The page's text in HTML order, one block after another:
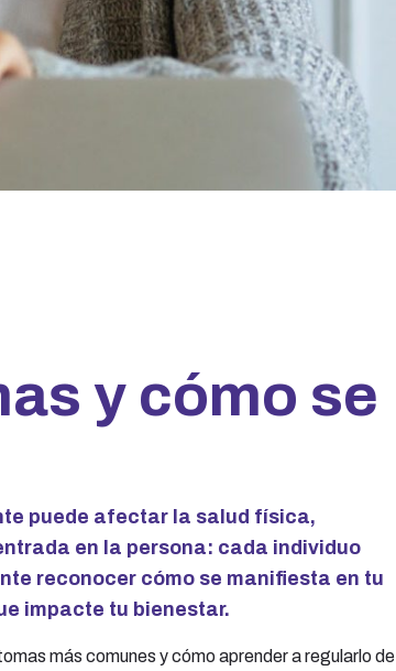
y cómo se
puede afectar la salud física,
en la persona: cada individuo
reconocer cómo se manifiesta en tu
impacte tu bienestar.
más comunes y cómo aprender a regularlo de